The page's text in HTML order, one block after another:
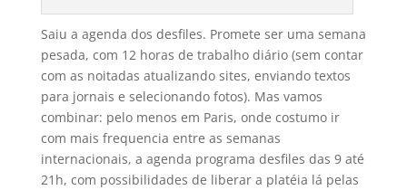
Saiu a agenda dos desfiles. Promete ser uma semana
pesada, com 12 horas de trabalho diário (sem contar
com as noitadas atualizando sites, enviando textos
para jornais e selecionando fotos). Mas vamos
combinar: pelo menos em Paris, onde costumo ir
com mais frequencia entre as semanas
internacionais, a agenda programa desfiles das 9 até
21h, com possibilidades de liberar a platéia lá pelas